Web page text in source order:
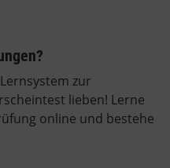
zur
lieben! Lerne
online und bestehe